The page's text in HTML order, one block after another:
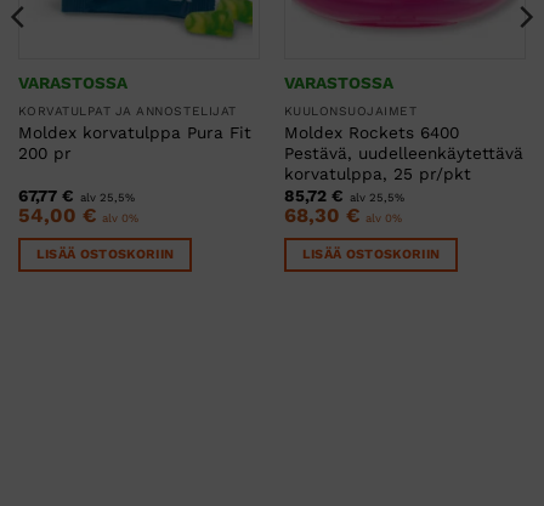
VARASTOSSA
KORVATULPAT JA ANNOSTELIJAT
Moldex korvatulppa Pura Fit
200 pr
67,77 € alv 25,5%
54,00 € alv 0%
LISÄÄ OSTOSKORIIN
VARASTOSSA
KUULONSUOJAIMET
Moldex Rockets 6400
Pestävä, uudelleenkäytettävä
korvatulppa, 25 pr/pkt
85,72 € alv 25,5%
68,30 € alv 0%
LISÄÄ OSTOSKORIIN